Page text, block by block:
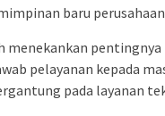
baru
menekankan
pelayanan kepada
pada layanan